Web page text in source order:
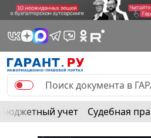
Бюджетный учет Судебная